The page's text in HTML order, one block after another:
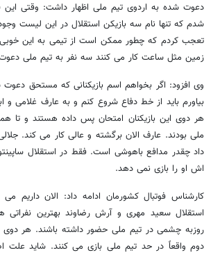
دعوت شده به اردوی تیم ملی اظهار داشت: وقتی
شدم که تنها نام سه بازیکن استقلال در این لیست
تعجب کردم که چطور ممکن است از تیمی به این
زمین مثل ساعت کار می کنند سه نفر به تیم ملی
وی افزود: اگر بخواهم اسم بازیکنانی که مستحق
بیاورم باید از خط دفاع شروع کنم و به عارف غلامی و
هر دوی این بازیکنان امتحان پس داده هستند و تا
ملی بودند. عارف الان برگشته و عالی کار می کند.
داد چقدر مدافع باهوشی است. فقط در استقلال
اش او را بازی نمی دهد.
کارشناس فوتبال کشورمان ادامه داد: الان داریم
استقلال سعید مهری و آرش رضاوند بهترین نفراتی
روزبه چشمی در تیم ملی حضور داشته باشند. هر دوی
دوم واقعاً در حد تیم ملی بازی می کنند. شاید علت